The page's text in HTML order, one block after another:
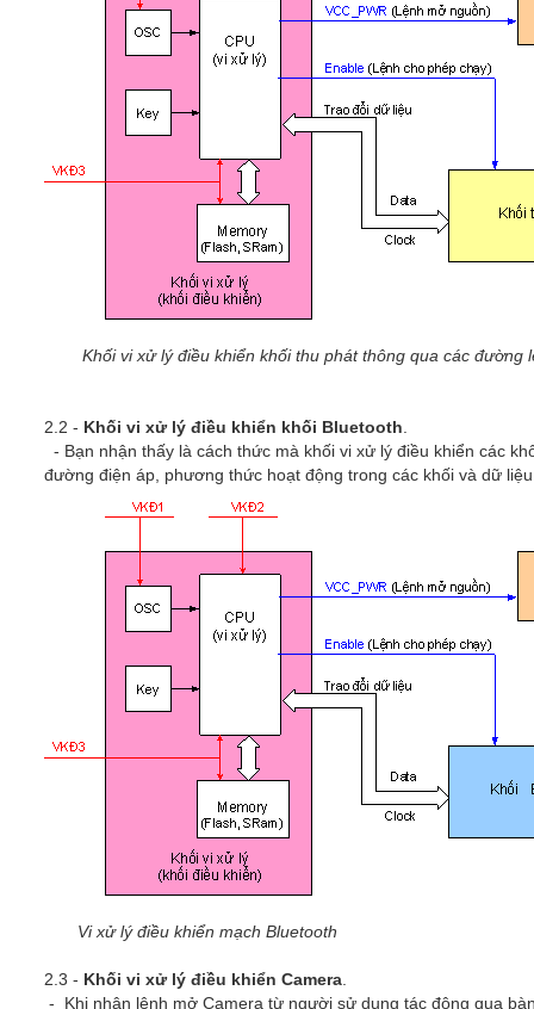
Khối vi xử lý điều khiển khối thu phát thông qua các đường
2.2 - Khối vi xử lý điều khiển khối Bluetooth.
- Bạn nhận thấy là cách thức mà khối vi xử lý điều khiển các
đường điện áp, phương thức hoạt động trong các khối và dữ
Vi xử lý điều khiển mạch Bluetooth
2.3 - Khối vi xử lý điều khiển Camera.
- Khi nhận lệnh mở Camera từ người sử dụng tác động qua